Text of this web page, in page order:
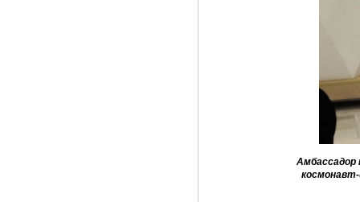
Амбассадор